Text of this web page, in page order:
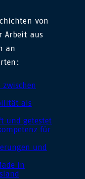
von
Arbeit aus
an
zwischen
als
und getestet
für
und
in